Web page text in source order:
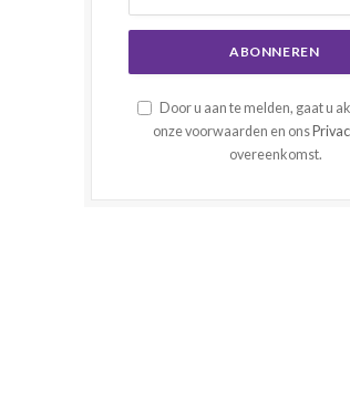
Door u aan te melden, gaat u
onze voorwaarden en ons
overeenkomst.